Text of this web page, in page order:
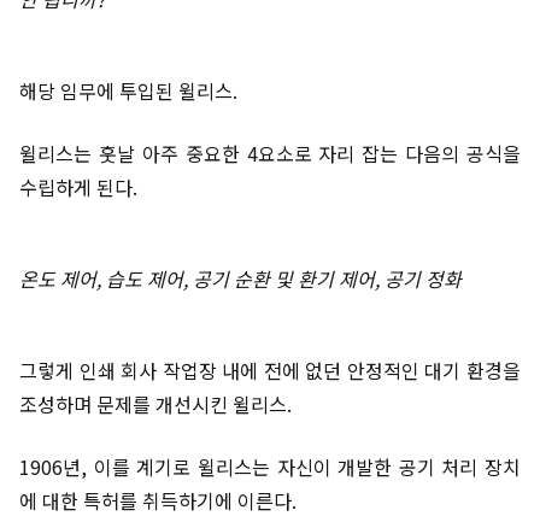
해당 임무에 투입된 윌리스.
윌리스는 훗날 아주 중요한 4요소로 자리 잡는 다음의 공식을
수립하게 된다.
온도 제어, 습도 제어, 공기 순환 및 환기 제어, 공기 정화
그렇게 인쇄 회사 작업장 내에 전에 없던 안정적인 대기 환경을
조성하며 문제를 개선시킨 윌리스.
1906년, 이를 계기로 윌리스는 자신이 개발한 공기 처리 장치
에 대한 특허를 취득하기에 이른다.